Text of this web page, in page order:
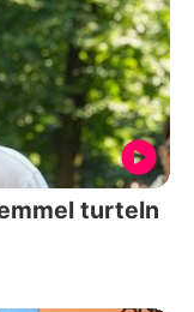
turteln